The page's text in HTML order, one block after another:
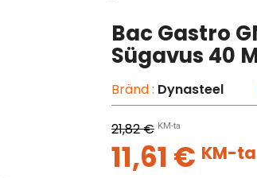
Bac Gastro
Sügavus 40
Bränd : Dynasteel
21,82 € KM-ta
11,61 € KM-ta